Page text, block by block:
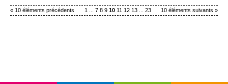
« 10 éléments précédents 10 éléments suivants »
1 7 8 9 10 11 12 13 23